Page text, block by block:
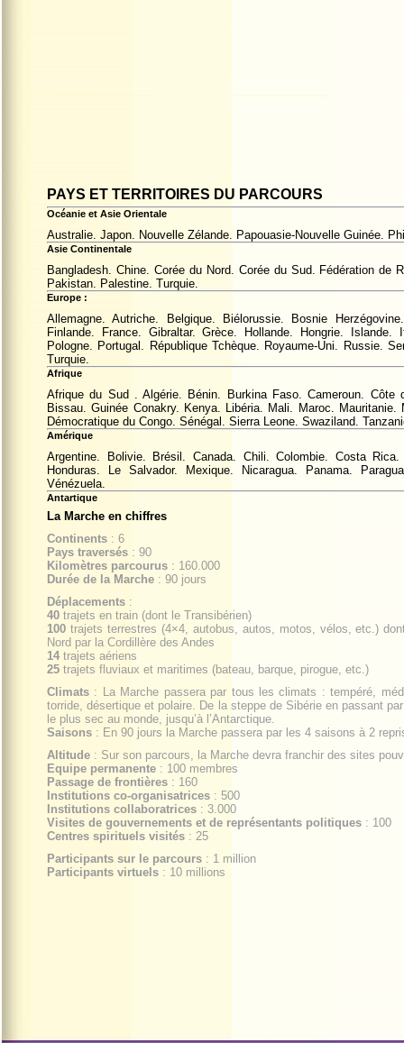
PAYS ET TERRITOIRES DU PARCOURS
Océanie et Asie Orientale
Australie. Japon. Nouvelle Zélande. Papouasie-Nouvelle Guinée.
Asie Continentale
Bangladesh. Chine. Corée du Nord. Corée du Sud. Fédération de
Pakistan. Palestine. Turquie.
Europe :
Allemagne. Autriche. Belgique. Biélorussie. Bosnie
Finlande. France. Gibraltar. Grèce. Hollande. Hongrie. Islande.
Pologne. Portugal. République Tchèque. Royaume-Uni. Russie.
Turquie.
Afrique
Afrique du Sud . Algérie. Bénin. Burkina Faso. Cameroun. Côte
Bissau. Guinée Conakry. Kenya. Libéria. Mali. Maroc. Mauritanie.
Démocratique du Congo. Sénégal. Sierra Leone. Swaziland.
Amérique
Argentine. Bolivie. Brésil. Canada. Chili. Colombie. Costa
Honduras. Le Salvador. Mexique. Nicaragua. Panama.
Vénézuela.
Antartique
La Marche en chiffres
Continents : 6
Pays traversés : 90
Kilomètres parcourus : 160.000
Durée de la Marche : 90 jours
Déplacements :
40 trajets en train (dont le Transibérien)
100 trajets terrestres (4×4, autobus, autos, motos, vélos, etc.)
Nord par la Cordillère des Andes
14 trajets aériens
25 trajets fluviaux et maritimes (bateau, barque, pirogue, etc.)
Climats : La Marche passera par tous les climats : tempéré,
torride, désertique et polaire. De la steppe de Sibérie en passant
le plus sec au monde, jusqu’à l’Antarctique.
Saisons : En 90 jours la Marche passera par les 4 saisons à 2
Altitude : Sur son parcours, la Marche devra franchir des sites
Equipe permanente : 100 membres
Passage de frontières : 160
Institutions co-organisatrices : 500
Institutions collaboratrices : 3.000
Visites de gouvernements et de représentants politiques : 100
Centres spirituels visités : 25
Participants sur le parcours : 1 million
Participants virtuels : 10 millions